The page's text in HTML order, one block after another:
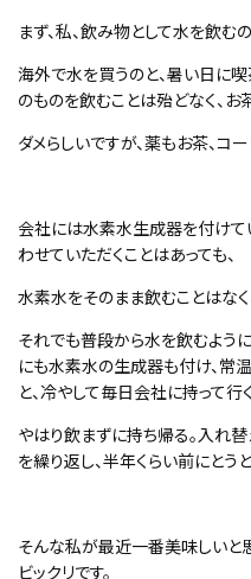
まず、私、飲み物として水を飲む
海外で水を買うのと、暑い日に
のものを飲むことは殆どなく、お
ダメらしいですが、薬もお茶、コ
会社には水素水生成器を付けて
わせていただくことはあっても、
水素水をそのまま飲むことはなく
それでも普段から水を飲むよう
にも水素水の生成器も付け、常
と、冷やして毎日会社に持って行く
やはり飲まずに持ち帰る。入れ替
を繰り返し、半年くらい前にとう
そんな私が最近一番美味しいと
ビックリです。